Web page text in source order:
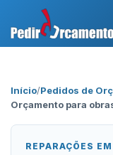
Início/Pedidos de
Orçamento para
REPARAÇÕES
Área Profissional
Como Funciona?